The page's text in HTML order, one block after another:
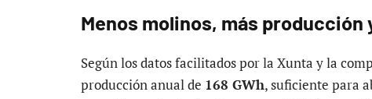
Menos molinos, más producción
Según los datos facilitados por la Xunta y la
producción anual de 168 GWh, suficiente para